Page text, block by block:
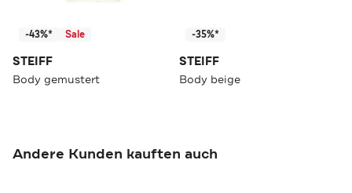
-43%* Sale
STEIFF
Body gemustert
-35%*
STEIFF
Body beige
Andere Kunden kauften auch